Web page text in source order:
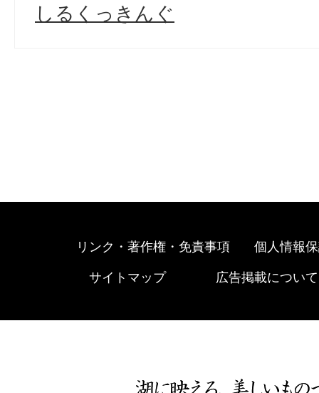
しるくっきんぐ
リンク・著作権・免責事項 個人情報
サイトマップ 広告掲載について